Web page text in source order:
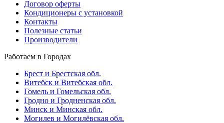
Договор оферты
Кондиционеры с установкой
Контакты
Полезные статьи
Производители
Работаем в Городах
Брест и Брестская обл.
Витебск и Витебская обл.
Гомель и Гомельская обл.
Гродно и Гродненская обл.
Минск и Минская обл.
Могилев и Могилёвская обл.